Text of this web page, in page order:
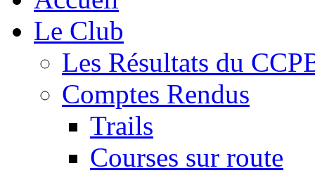
Le Club
Les Résultats du
Comptes Rendus
Trails
Courses sur route